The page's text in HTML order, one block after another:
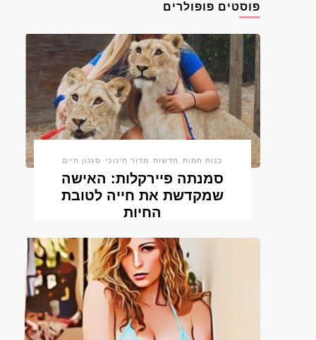
פוסטים פופולרים
בנות חמות חדשות מדור חינוכי סגנון חיים
סמנתה פיירקלות: האישה
שמקדשת את חייה לטובת
החיות